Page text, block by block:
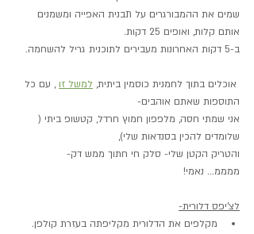
שמים את ההמבורגרים על תבנית האפייה ומשמנים
אותם קלות, ואופים 25 דקות.
ב-5 דקות האחרונות מעבירים לתוכנית גריל להשחמה.
למשל זו , עם כל
התוספות שאתם אוהבים-
אני שמתי חסה, מלפפון חמוץ חרדל, קטשופ ביתי (
שלומדים להכין בסנדאות שלי),
והטריק הקטן שלי- סלק חי חתוך ממש דק-
ממממ... נאמי!
לצ'יפס דלורית-
מקלפים את הדלורית מקליפתה בעזרת קולפן.